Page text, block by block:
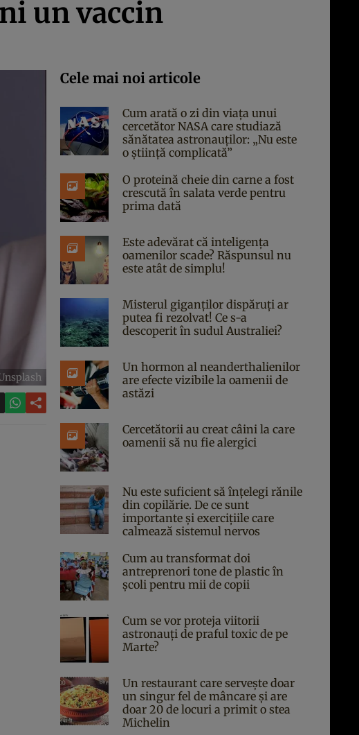
un vaccin
Cele mai noi articole
Cum arată o zi din viața unui
cercetător NASA care studiază
sănătatea astronauților: „Nu este
o știință complicată”
O proteină cheie din carne a fost
crescută în salata verde pentru
prima dată
Este adevărat că inteligența
oamenilor scade? Răspunsul nu
este atât de simplu!
Misterul giganților dispăruți ar
putea fi rezolvat! Ce s-a
descoperit în sudul Australiei?
Un hormon al neanderthalienilor
are efecte vizibile la oamenii de
astăzi
Cercetătorii au creat câini la care
oamenii să nu fie alergici
Nu este suficient să înțelegi rănile
din copilărie. De ce sunt
importante și exercițiile care
calmează sistemul nervos
Cum au transformat doi
antreprenori tone de plastic în
școli pentru mii de copii
Cum se vor proteja viitorii
astronauți de praful toxic de pe
Marte?
Un restaurant care servește doar
un singur fel de mâncare și are
doar 20 de locuri a primit o stea
Michelin